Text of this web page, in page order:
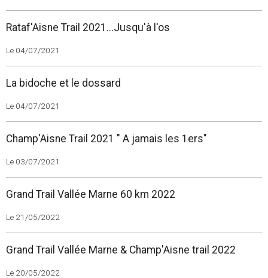
Rataf'Aisne Trail 2021...Jusqu'à l'os
Le 04/07/2021
La bidoche et le dossard
Le 04/07/2021
Champ'Aisne Trail 2021 " A jamais les 1ers"
Le 03/07/2021
Grand Trail Vallée Marne 60 km 2022
Le 21/05/2022
Grand Trail Vallée Marne & Champ'Aisne trail 2022
Le 20/05/2022